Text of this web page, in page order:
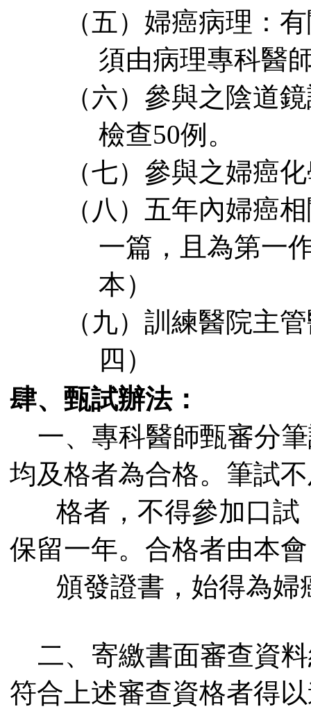
（五） 婦癌病理：
須由病理專科醫
（六） 參與之陰道
檢查50例。
（七） 參與之婦癌
（八） 五年內婦癌
一篇，且為第一
本）
（九） 訓練醫院主管
四）
肆、甄試辦法：
一、 專科醫師甄審分
均及格者為合格。筆試
格者，不得參加口
保留一年。合格者由本會
頒發證書，始得為婦
二、寄繳書面審查資
符合上述審查資格者得